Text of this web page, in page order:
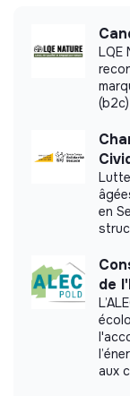
More
Website
Between 15
persons
Schoolap did
measurement.
LQE
en
de
aux